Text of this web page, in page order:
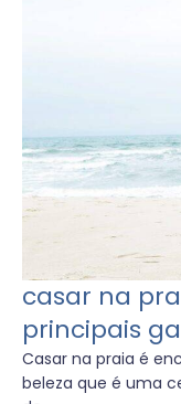
casar na
principais
Casar na praia é
beleza que é uma